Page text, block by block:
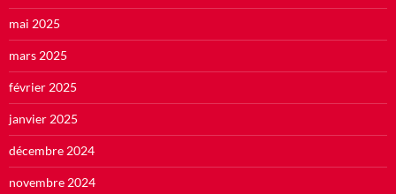
mai 2025
mars 2025
février 2025
janvier 2025
décembre 2024
novembre 2024